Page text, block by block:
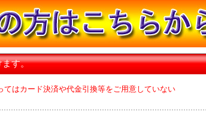
ます。
はカード決済や代金引換等をご用意していない